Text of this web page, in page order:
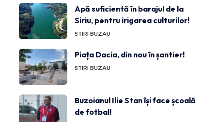
Apă suficientă în barajul de la
Siriu, pentru irigarea culturilor!
STIRI BUZAU
Piața Dacia, din nou în șantier!
STIRI BUZAU
Buzoianul Ilie Stan își face școală
de fotbal!